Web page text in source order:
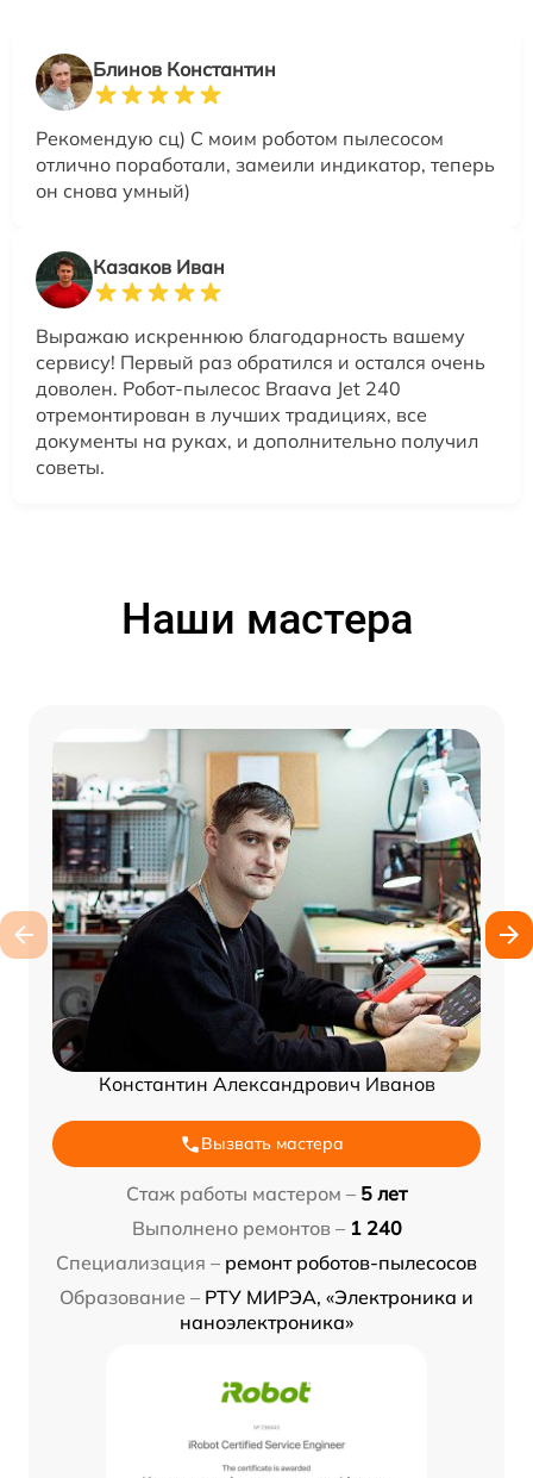
Блинов Константин
Рекомендую сц) С моим роботом пылесосом
отлично поработали, замеили индикатор, теперь
он снова умный)
Казаков Иван
Выражаю искреннюю благодарность вашему
сервису! Первый раз обратился и остался очень
доволен. Робот-пылесос Braava Jet 240
отремонтирован в лучших традициях, все
документы на руках, и дополнительно получил
советы.
Наши мастера
Константин Александрович Иванов
Вызвать мастера
Стаж работы мастером – 5 лет
Выполнено ремонтов – 1 240
Специализация – ремонт роботов-пылесосов
Образование – РТУ МИРЭА, «Электроника и
наноэлектроника»